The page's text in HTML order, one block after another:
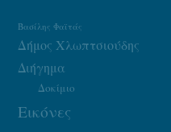
Βασίλης Φαϊτάς
Δήμος Χλωπτσιούδης
Διήγημα
Δοκίμιο
Εικόνες